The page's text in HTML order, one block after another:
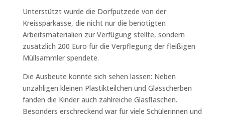
Unterstützt wurde die Dorfputzede von der
Kreissparkasse, die nicht nur die benötigten
Arbeitsmaterialien zur Verfügung stellte, sondern
zusätzlich 200 Euro für die Verpflegung der fleißigen
Müllsammler spendete.
Die Ausbeute konnte sich sehen lassen: Neben
unzähligen kleinen Plastikteilchen und Glasscherben
fanden die Kinder auch zahlreiche Glasflaschen.
Besonders erschreckend war für viele Schülerinnen und